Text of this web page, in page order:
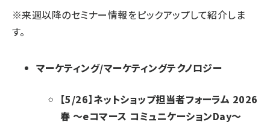
※来週以降のセミナー情報をピックアップして紹介しま
す。
マーケティング/マーケティングテクノロジー
【5/26】ネットショップ担当者フォーラム 2026
春 ～eコマース コミュニケーションDay～